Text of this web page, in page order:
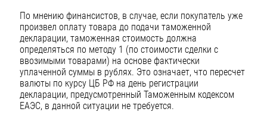
По мнению финансистов, в случае, если покупатель уже
произвел оплату товара до подачи таможенной
декларации, таможенная стоимость должна
определяться по методу 1 (по стоимости сделки с
ввозимыми товарами) на основе фактически
уплаченной суммы в рублях. Это означает, что пересчет
валюты по курсу ЦБ РФ на день регистрации
декларации, предусмотренный Таможенным кодексом
ЕАЭС, в данной ситуации не требуется.